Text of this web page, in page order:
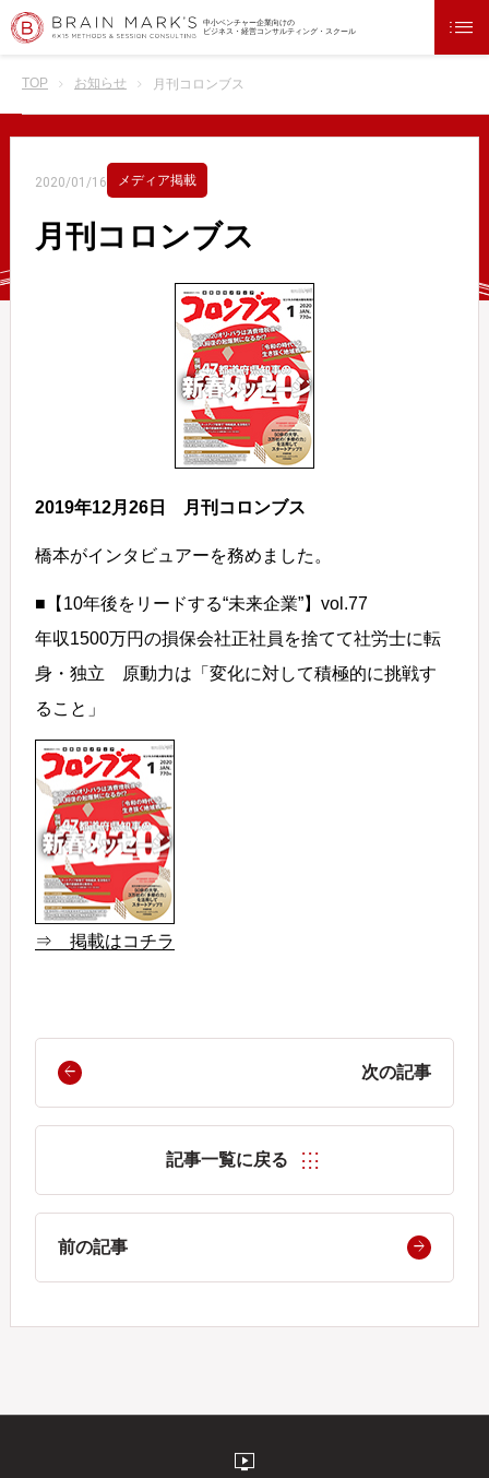
中小ベンチャー企業向けの
ビジネス・経営コンサルティング・スクール
TOP お知らせ 月刊コロンブス
2020/01/16 メディア掲載
月刊コロンブス
2019年12月26日 月刊コロンブス
橋本がインタビュアーを務めました。
■【10年後をリードする“未来企業”】vol.77
年収1500万円の損保会社正社員を捨てて社労士に転
身・独立 原動力は「変化に対して積極的に挑戦す
ること」
⇒ 掲載はコチラ
次の記事
記事一覧に戻る
前の記事
live_tv